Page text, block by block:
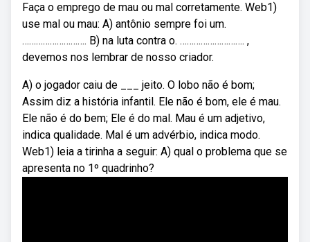
Faça o emprego de mau ou mal corretamente. Web1)
use mal ou mau: A) antônio sempre foi um.
………………………. B) na luta contra o. ………………………. ,
devemos nos lembrar de nosso criador.
A) o jogador caiu de ___ jeito. O lobo não é bom;
Assim diz a história infantil. Ele não é bom, ele é mau.
Ele não é do bem; Ele é do mal. Mau é um adjetivo,
indica qualidade. Mal é um advérbio, indica modo.
Web1) leia a tirinha a seguir: A) qual o problema que se
apresenta no 1º quadrinho?